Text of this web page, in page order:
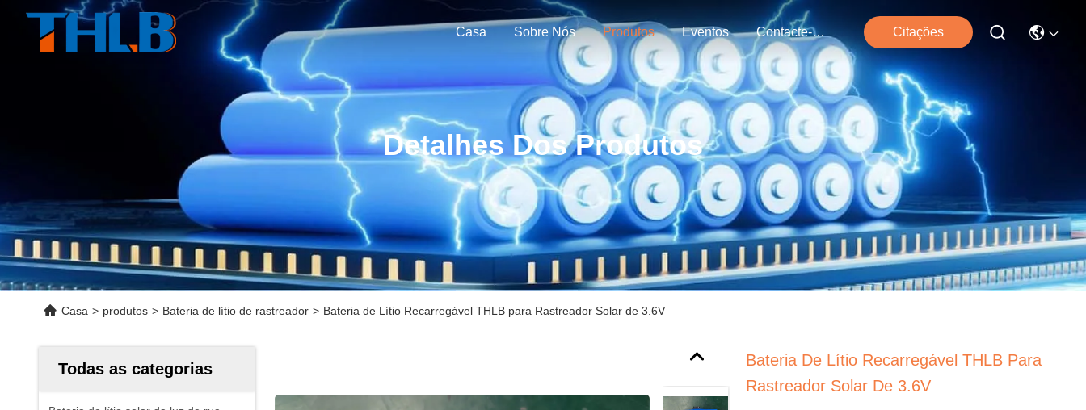
Casa Sobre Nós Produtos Eventos Contacte-Nos Citações
Detalhes Dos Produtos
Casa > produtos > Bateria de lítio de rastreador > Bateria de Lítio Recarregável THLB para Rastreador Solar de 3.6V
Todas as categorias
Bateria De Lítio Recarregável THLB Para
Rastreador Solar De 3.6V